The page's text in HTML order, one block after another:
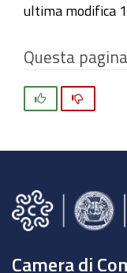
ultima modifica
Questa
Camera di